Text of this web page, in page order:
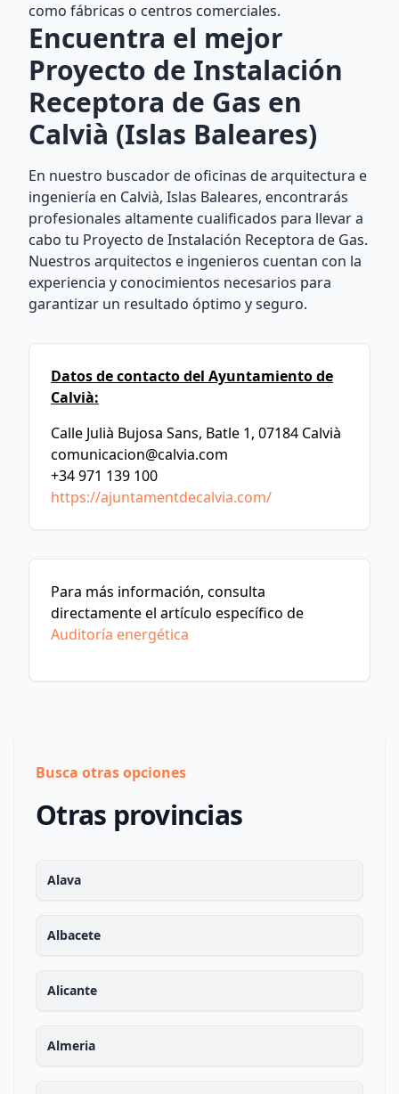
como fábricas o centros comerciales.
Encuentra el mejor
Proyecto de Instalación
Receptora de Gas en
Calvià (Islas Baleares)
En nuestro buscador de oficinas de arquitectura e
ingeniería en Calvià, Islas Baleares, encontrarás
profesionales altamente cualificados para llevar a
cabo tu Proyecto de Instalación Receptora de Gas.
Nuestros arquitectos e ingenieros cuentan con la
experiencia y conocimientos necesarios para
garantizar un resultado óptimo y seguro.
Datos de contacto del Ayuntamiento de
Calvià:
Calle Julià Bujosa Sans, Batle 1, 07184 Calvià
comunicacion@calvia.com
+34 971 139 100
https://ajuntamentdecalvia.com/
Para más información, consulta
directamente el artículo específico de
Auditoría energética
Busca otras opciones
Otras provincias
Alava
Albacete
Alicante
Almeria